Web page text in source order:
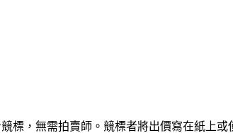
標，無需拍賣師。競標者將出價寫在紙上